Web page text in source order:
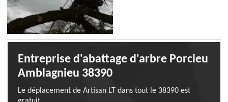
Entreprise d'abattage d'arbre Porcieu
Amblagnieu 38390
Le déplacement de Artisan LT dans tout le 38390 est